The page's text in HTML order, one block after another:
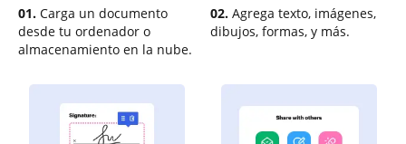
01. Carga un documento
desde tu ordenador o
almacenamiento en la nube.
02. Agrega texto, imágenes,
dibujos, formas, y más.